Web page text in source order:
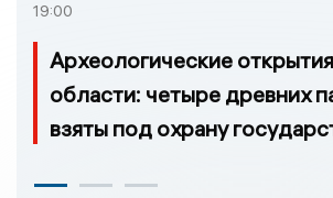
19:00
Археологические
области: четыре древних
взяты под охрану